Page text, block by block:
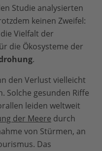
Studie analysierten
keinen Zweifel:
Vielfalt der
die Ökosysteme der
.
den Verlust vielleicht
Solche gesunden Riffe
leiden weltweit
der Meere durch
von Stürmen, an
Das